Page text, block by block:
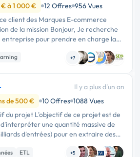
à 1 000 € 12 Offres 956 Vues
client des Marques E-commerce
de la mission Bonjour, Je recherche
entreprise pour prendre en charge la
et technique d’un projet stratégique.
+7
Il y a plus d'un an
de 500 € 10 Offres 1088 Vues
du projet L'objectif de ce projet est de
une quantité massive de
d'entrées) pour en extraire des
Le prestataire sera responsable...
ETL +5